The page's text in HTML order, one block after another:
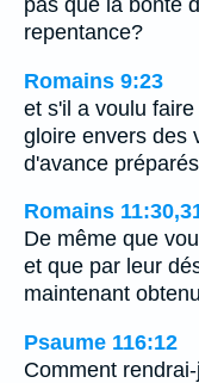
pas que la bonté
repentance?
Romains 9:23
et s'il a voulu
gloire envers des
d'avance
Romains
De même que
et que par leur
maintenant
Psaume 116:12
Comment